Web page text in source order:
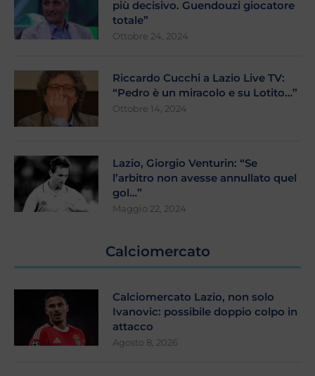
più decisivo. Guendouzi giocatore
totale”
Ottobre 24, 2024
Riccardo Cucchi a Lazio Live TV:
“Pedro è un miracolo e su Lotito…”
Ottobre 14, 2024
Lazio, Giorgio Venturin: “Se
l’arbitro non avesse annullato quel
gol…”
Maggio 22, 2024
Calciomercato
Calciomercato Lazio, non solo
Ivanovic: possibile doppio colpo in
attacco
Agosto 8, 2026